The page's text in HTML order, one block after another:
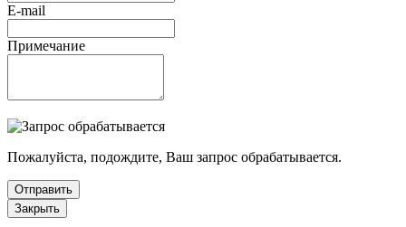
E-mail
Примечание
Пожалуйста, подождите, Ваш запрос обрабатывается.
Отправить
Закрыть